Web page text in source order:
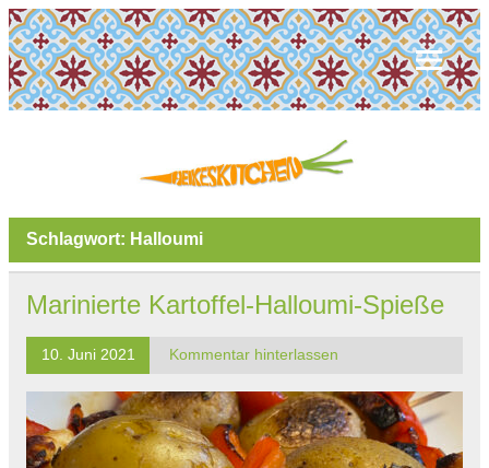
Schlagwort: Halloumi
Marinierte Kartoffel-Halloumi-Spieße
10. Juni 2021 Kommentar hinterlassen